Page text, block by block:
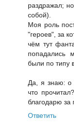
раздражал;
собой).
Моя роль
"героев", за
чём тут
попадались
были по типу
Да, я знаю: о
что
благодарю за
Ответить